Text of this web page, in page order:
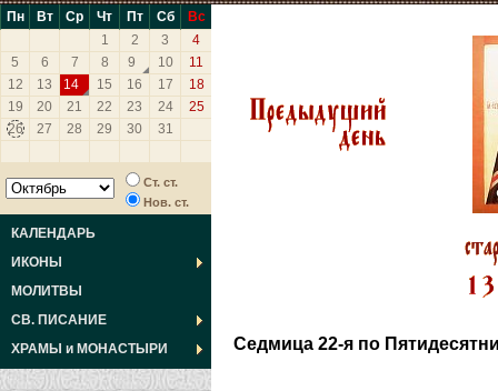
Пн Вт Ср Чт Пт Сб
Вс
1
2 3
4
5
6 7 8 9 10
11
12
13 14 15 16 17
18
19
20 21 22 23 24
25
26
27 28 29 30 31
Ст. ст.
Нов. ст.
КАЛЕНДАРЬ
ИКОНЫ
МОЛИТВЫ
СВ. ПИСАНИЕ
ХРАМЫ и МОНАСТЫРИ Седмица 22-я по